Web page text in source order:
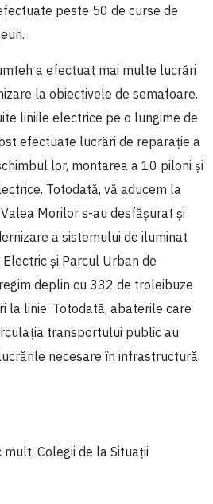
peste 50 de curse de
a efectuat mai multe lucrări
la obiectivele de semafoare.
liniile electrice pe o lungime de
efectuate lucrări de reparație a
lor, montarea a 10 piloni și
Totodată, vă aducem la
Morilor s-au desfășurat și
a sistemului de iluminat
și Parcul Urban de
deplin cu 332 de troleibuze
la linie. Totodată, abaterile care
transportului public au
necesare în infrastructură.
Colegii de la Situații